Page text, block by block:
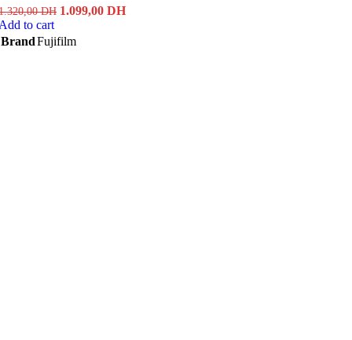
DH Original
was:
1.099,00 DHCurrent
to cart
BrandFujifilm